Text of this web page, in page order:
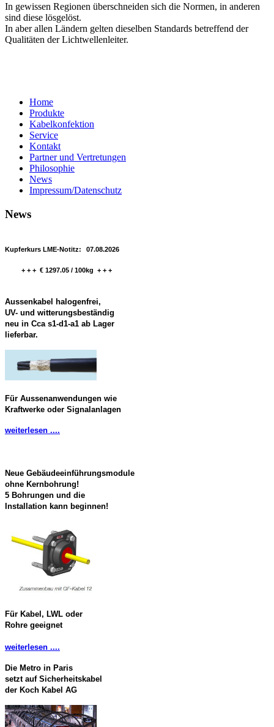
In gewissen Regionen überschneiden sich die Normen, in anderen
sind diese lösgelöst.
In aber allen Ländern gelten dieselben Standards betreffend der
Qualitäten der Lichtwellenleiter.
Home
Produkte
Kabelkonfektion
Service
Kontakt
Partner und Vertretungen
Philosophie
News
Impressum/Datenschutz
News
Kupferkurs LME-Notitz: 07.08.2026
+ + + € 1297.05 / 100kg + + +
Aussenkabel halogenfrei,
UV- und witterungsbeständig
neu in Cca s1-d1-a1 ab Lager
lieferbar.
Für Aussenanwendungen wie
Kraftwerke oder Signalanlagen
weiterlesen ....
Neue Gebäudeeinführungsmodule
ohne Kernbohrung!
5 Bohrungen und die
Installation kann beginnen!
Für Kabel, LWL oder
Rohre geeignet
weiterlesen ....
Die Metro in Paris
setzt auf Sicherheitskabel
der Koch Kabel AG